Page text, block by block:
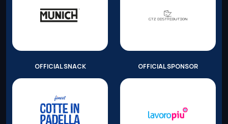
OFFICIAL SNACK OFFICIAL SPONSOR